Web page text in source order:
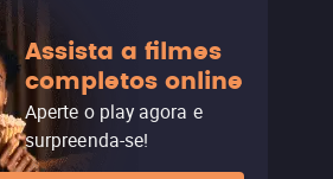
Assista a filmes
completos online
Aperte o play agora e
surpreenda-se!